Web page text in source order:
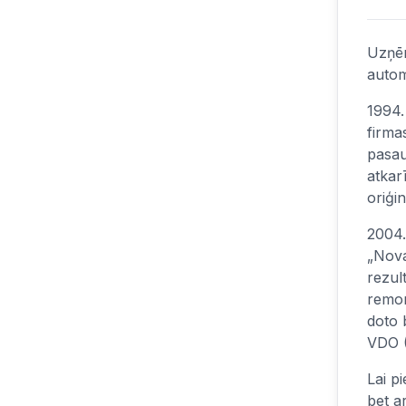
doto
VDO
Lai
bet